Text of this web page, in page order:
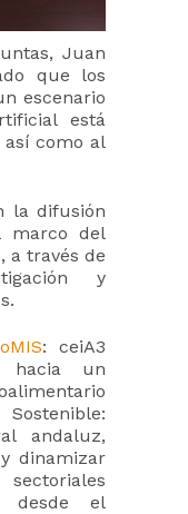
Juan
que los
escenario
está
así como al
la difusión
marco del
a través de
y
: ceiA3
hacia un
andaluz,
dinamizar
desde el